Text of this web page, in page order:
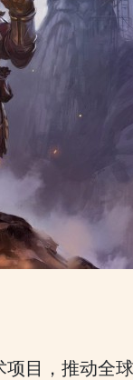
目，推动全